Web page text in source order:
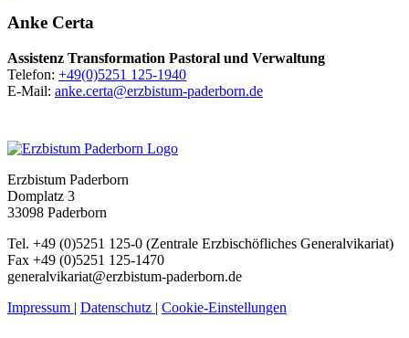
Anke Certa
Assistenz Transformation Pastoral und Verwaltung
Telefon: +49(0)5251 125-1940
E-Mail: anke.certa@erzbistum-paderborn.de
Erzbistum Paderborn
Domplatz 3
33098 Paderborn
Tel. +49 (0)5251 125-0 (Zentrale Erzbischöfliches Generalvikariat)
Fax +49 (0)5251 125-1470
generalvikariat@erzbistum-paderborn.de
Impressum | Datenschutz | Cookie-Einstellungen